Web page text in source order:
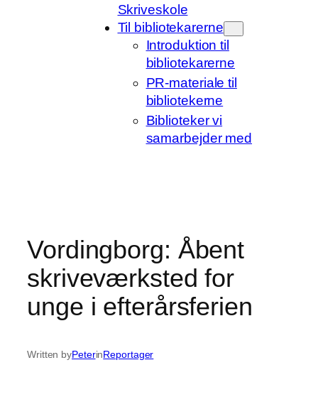
Skriveskole
Til bibliotekarerne
Introduktion til
bibliotekarerne
PR-materiale til
bibliotekerne
Biblioteker vi
samarbejder med
Vordingborg: Åbent
skriveværksted for
unge i efterårsferien
Written byPeterinReportager